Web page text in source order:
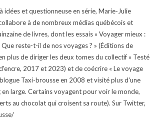
idées et questionneuse en série, Marie-Julie
à de nombreux médias québécois et
de livres, dont les essais « Voyager mieux :
reste-t-il de nos voyages ? » (Éditions de
plus de diriger les deux tomes du collectif « Testé
2017 et 2023) et de coécrire « Le voyage
Taxi-brousse en 2008 et visité plus d'une
large. Certains voyagent pour voir le monde,
au chocolat qui croisent sa route). Sur Twitter,